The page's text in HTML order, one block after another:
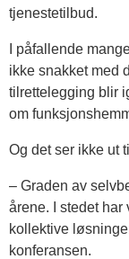
tjenestetilbud.
I påfallende
ikke snakket med
tilrettelegging blir
om
Og det ser ikke ut
– Graden av
årene. I stedet har
kollektive
konferansen.